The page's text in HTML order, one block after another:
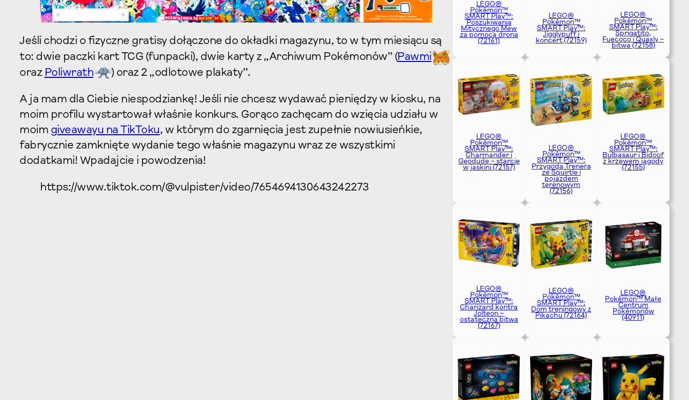
Jeśli chodzi o fizyczne gratisy dołączone do okładki magazynu, to w tym miesiącu są
to: dwie paczki kart TCG (funpacki), dwie karty z „Archiwum Pokémonów” (Pawmi
oraz Poliwrath ) oraz 2 „odlotowe plakaty”.
A ja mam dla Ciebie niespodziankę! Jeśli nie chcesz wydawać pieniędzy w kiosku, na
moim profilu wystartował właśnie konkurs. Gorąco zachęcam do wzięcia udziału w
moim giveawayu na TikToku, w którym do zgarnięcia jest zupełnie nowiusieńkie,
fabrycznie zamknięte wydanie tego właśnie magazynu wraz ze wszystkimi
dodatkami! Wpadajcie i powodzenia!
https://www.tiktok.com/@vulpister/video/7654694130643242273
LEGO®
Pokémon™
SMART Play™:
Poszukiwania
Mitycznego Mew
za pomocą drona
(72161)
LEGO®
Pokémon™
SMART Play™:
Jigglypuff i
koncert (72159)
LEGO®
Pokémon™
SMART Play™:
Sprigatito,
Fuecoco i Quaxly –
bitwa (72158)
LEGO®
Pokémon™
SMART Play™:
Charmander i
Geodude – starcie
w jaskini (72157)
LEGO®
Pokémon™
SMART Play™:
Przygoda Trenera
ze Squirtle i
pojazdem
terenowym
(72156)
LEGO®
Pokémon™
SMART Play™:
Bulbasaur i Bidoof
z krzewem jagody
(72155)
LEGO®
Pokémon™
SMART Play™:
Charizard kontra
Jolteon –
ostateczna bitwa
(72167)
LEGO®
Pokémon™
SMART Play™:
Dom treningowy z
Pikachu (72164)
LEGO®
Pokémon™ Małe
Centrum
Pokémonów
(40911)